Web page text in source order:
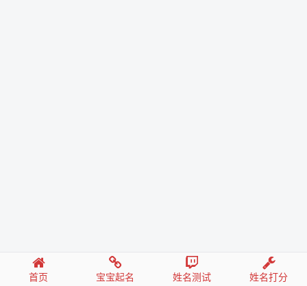
首页 宝宝起名 姓名测试 姓名打分